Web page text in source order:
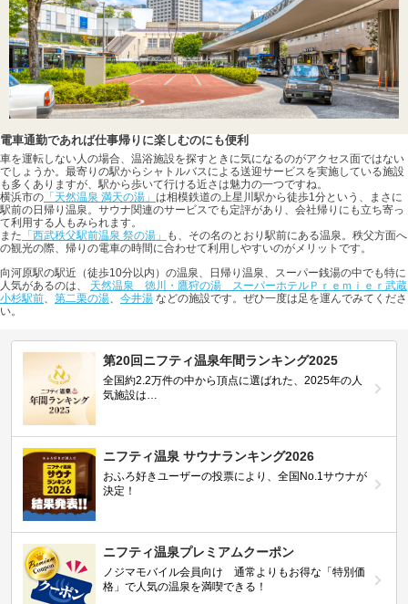
電車通勤であれば仕事帰りに楽しむのにも便利
車を運転しない人の場合、温浴施設を探すときに気になるのがアクセス面ではない
でしょうか。最寄りの駅からシャトルバスによる送迎サービスを実施している施設
も多くありますが、駅から歩いて行ける近さは魅力の一つですね。
横浜市の 「天然温泉 満天の湯」 は相模鉄道の上星川駅から徒歩1分という、まさに
駅前の日帰り温泉。サウナ関連のサービスでも定評があり、会社帰りにも立ち寄っ
て利用する人もみられます。
また 「西武秩父駅前温泉 祭の湯」
も、その名のとおり駅前にある温泉。秩父方面へ
の観光の際、帰りの電車の時間に合わせて利用しやすいのがメリットです。
向河原駅の駅近（徒歩10分以内）の温泉、日帰り温泉、スーパー銭湯の中でも特に
人気があるのは、 天然温泉 徳川・鷹狩の湯 スーパーホテルＰｒｅｍｉｅｒ武蔵
小杉駅前、 第二栗の湯、 今井湯 などの施設です。ぜひ一度は足を運んでみてくださ
い。
第20回ニフティ温泉年間ランキング2025
全国約2.2万件の中から頂点に選ばれた、2025年の人
気施設は…
ニフティ温泉 サウナランキング2026
おふろ好きユーザーの投票により、全国No.1サウナが
決定！
ニフティ温泉プレミアムクーポン
ノジマモバイル会員向け 通常よりもお得な「特別価
格」で人気の温泉を満喫できる！